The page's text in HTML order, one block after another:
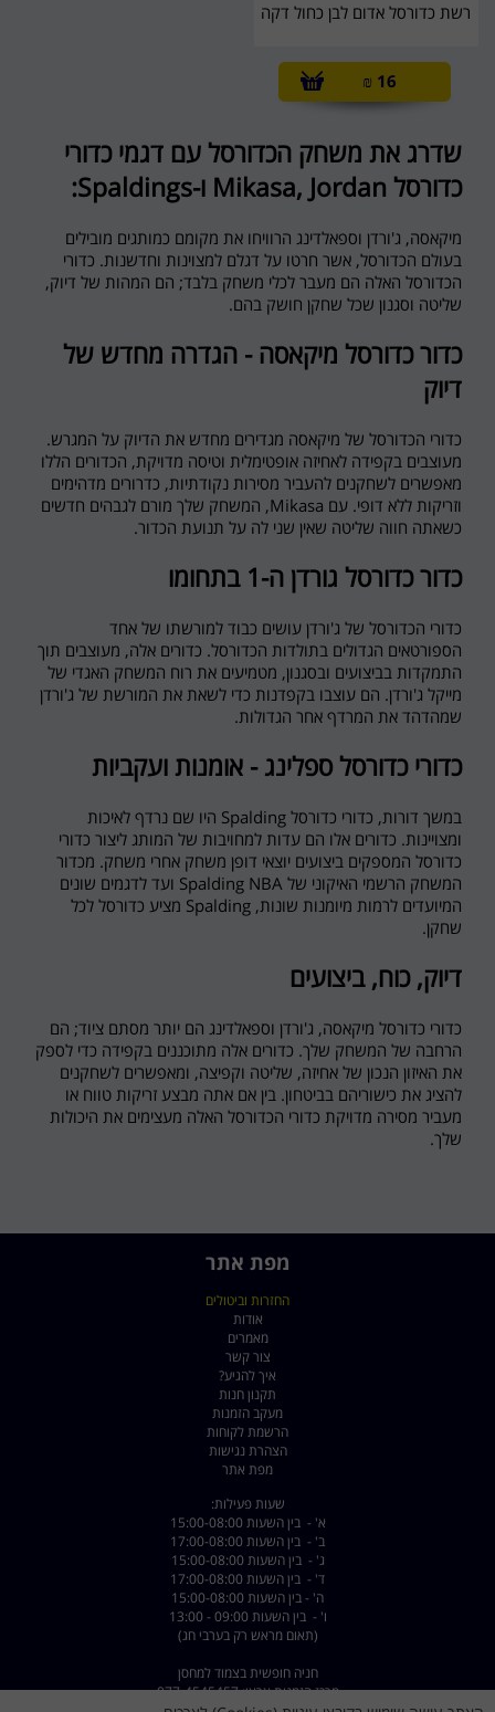
רשת כדורסל אדום לבן כחול דקה
16
₪
שדרג את משחק הכדורסל עם דגמי כדורי
כדורסל Mikasa, Jordan ו-Spaldings
:
מיקאסה, ג'ורדן וספאלדינג הרוויחו את מקומם כמותגים מובילים
בעולם הכדורסל, אשר חרטו על דגלם למצוינות וחדשנות. כדורי
הכדורסל האלה הם מעבר לכלי משחק בלבד; הם המהות של דיוק,
שליטה וסגנון שכל שחקן חושק בהם.
כדור כדורסל מיקאסה - הגדרה מחדש של
דיוק
כדורי הכדורסל של מיקאסה מגדירים מחדש את הדיוק על המגרש.
מעוצבים בקפידה לאחיזה אופטימלית וטיסה מדויקת, הכדורים הללו
מאפשרים לשחקנים להעביר מסירות נקודתיות, כדרורים מדהימים
וזריקות ללא דופי. עם Mikasa, המשחק שלך מורם לגבהים חדשים
כשאתה חווה שליטה שאין שני לה על תנועת הכדור.
כדור כדורסל גורדן ה-1 בתחומו
כדורי הכדורסל של ג'ורדן עושים כבוד למורשתו של אחד
הספורטאים הגדולים בתולדות הכדורסל. כדורים אלה, מעוצבים תוך
התמקדות בביצועים ובסגנון, מטמיעים את רוח המשחק האגדי של
מייקל ג'ורדן. הם עוצבו בקפדנות כדי לשאת את המורשת של ג'ורדן
שמהדהד את המרדף אחר הגדולות.
כדורי כדורסל ספלינג - אומנות ועקביות
במשך דורות, כדורי כדורסל Spalding היו שם נרדף לאיכות
ומצויינות. כדורים אלו הם עדות למחויבות של המותג ליצור כדורי
כדורסל המספקים ביצועים יוצאי דופן משחק אחרי משחק. מכדור
המשחק הרשמי האיקוני של Spalding NBA ועד לדגמים שונים
המיועדים לרמות מיומנות שונות, Spalding מציע כדורסל לכל
שחקן.
דיוק, כוח, ביצועים
כדורי כדורסל מיקאסה, ג'ורדן וספאלדינג הם יותר מסתם ציוד; הם
הרחבה של המשחק שלך. כדורים אלה מתוכננים בקפידה כדי לספק
את האיזון הנכון של אחיזה, שליטה וקפיצה, ומאפשרים לשחקנים
להציג את כישוריהם בביטחון. בין אם אתה מבצע זריקות טווח או
מעביר מסירה מדויקת כדורי הכדורסל האלה מעצימים את היכולות
שלך.
מפת אתר
החזרות וביטולים
אודות
מאמרים
צור קשר
איך להגיע?
תקנון חנות
מעקב הזמנות
הרשמת לקוחות
הצהרת נגישות
מפת אתר
שעות פעילות:
א' - בין השעות 15:00-08:00
ב' - בין השעות 17:00-08:00
ג' - בין השעות 15:00-08:00
ד' - בין השעות 17:00-08:00
ה' - בין השעות 15:00-08:00
ו' - בין השעות 09:00 - 13:00
(תאום מראש רק בערבי חג)
חניה חופשית בצמוד למחסן
מרכז הזמנות ארצי: 077-4545457